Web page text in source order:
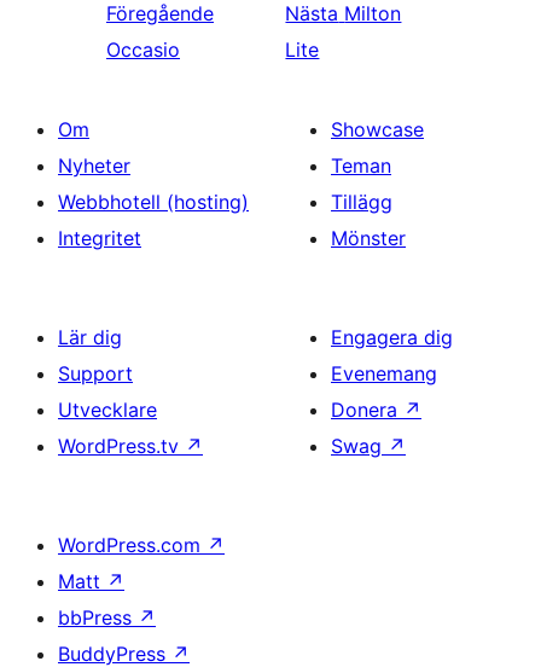
Föregående
Occasio
Nästa Milton
Lite
Om
Nyheter
Webbhotell (hosting)
Integritet
Showcase
Teman
Tillägg
Mönster
Lär dig
Support
Utvecklare
WordPress.tv ↗
Engagera dig
Evenemang
Donera ↗
Swag ↗
WordPress.com ↗
Matt ↗
bbPress ↗
BuddyPress ↗